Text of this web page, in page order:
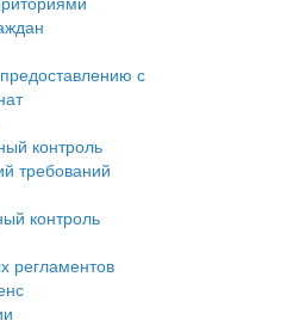
проектирования
с
контроль
требований
контроль
регламентов